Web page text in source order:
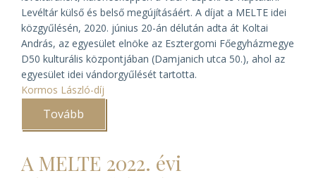
Levéltár külső és belső megújításáért. A díjat a MELTE idei
közgyűlésén, 2020. június 20-án délután adta át Koltai
András, az egyesület elnöke az Esztergomi Főegyházmegye
D50 kulturális központjában (Damjanich utca 50.), ahol az
egyesület idei vándorgyűlését tartotta.
Kormos László-díj
Tovább
díjat
Varga
Lajos
A MELTE 2022. évi